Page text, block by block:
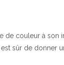
de couleur à son
est sûr de donner